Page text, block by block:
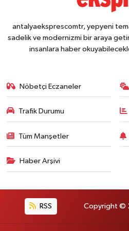
antalyaeksprescomtr, yepyeni
sadelik ve modernizmi bir araya
insanlara haber
Nöbetçi Eczaneler
Trafik Durumu
Tüm Manşetler
Haber Arşivi
RSS Copyright ©